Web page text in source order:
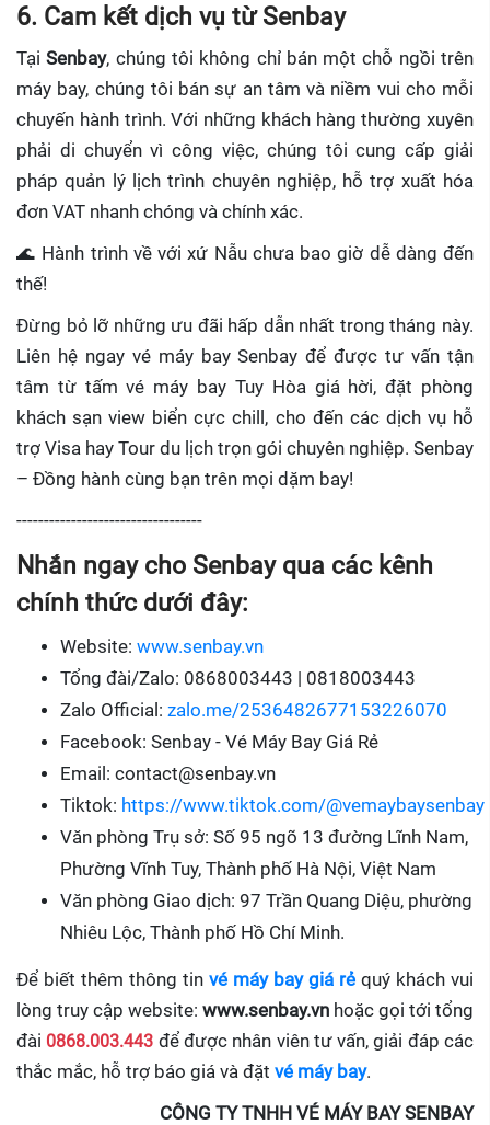
6. Cam kết dịch vụ từ Senbay
TạiSenbay, chúng tôi không chỉ bán một chỗ ngồi trên
máy bay, chúng tôi bán sự an tâm và niềm vui cho mỗi
chuyến hành trình. Với những khách hàng thường xuyên
phải di chuyển vì công việc, chúng tôi cung cấp giải
pháp quản lý lịch trình chuyên nghiệp, hỗ trợ xuất hóa
đơn VAT nhanh chóng và chính xác.
🌊 Hành trình về với xứ Nẫu chưa bao giờ dễ dàng đến
thế!
Đừng bỏ lỡ những ưu đãi hấp dẫn nhất trong tháng này.
Liên hệ ngay vé máy bay Senbay để được tư vấn tận
tâm từ tấm vé máy bay Tuy Hòa giá hời, đặt phòng
khách sạn view biển cực chill, cho đến các dịch vụ hỗ
trợ Visa hay Tour du lịch trọn gói chuyên nghiệp. Senbay
– Đồng hành cùng bạn trên mọi dặm bay!
----------------------------------
Nhắn ngay cho Senbay qua các kênh
chính thức dưới đây:
Website: www.senbay.vn
Tổng đài/Zalo: 0868003443 | 0818003443
Zalo Official: zalo.me/2536482677153226070
Facebook: Senbay - Vé Máy Bay Giá Rẻ
Email: contact@senbay.vn
Tiktok: https://www.tiktok.com/@vemaybaysenbay
Văn phòng Trụ sở: Số 95 ngõ 13 đường Lĩnh Nam,
Phường Vĩnh Tuy, Thành phố Hà Nội, Việt Nam
Văn phòng Giao dịch: 97 Trần Quang Diệu, phường
Nhiêu Lộc, Thành phố Hồ Chí Minh.
Để biết thêm thông tin vé máy bay giá rẻ quý khách vui
lòng truy cập website: www.senbay.vn hoặc gọi tới tổng
đài 0868.003.443 để được nhân viên tư vấn, giải đáp các
thắc mắc, hỗ trợ báo giá và đặt vé máy bay.
CÔNG TY TNHH VÉ MÁY BAY SENBAY